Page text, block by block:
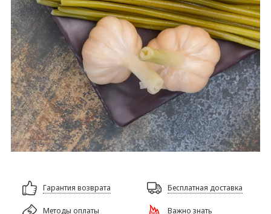
Гарантия возврата Бесплатная доставка
Методы оплаты Важно знать